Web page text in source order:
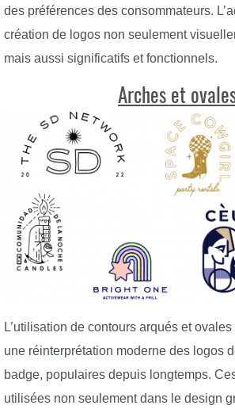
des préférences des consommateurs.
création de logos non seulement
mais aussi significatifs et fonctionnels.
Arches et
L’utilisation de contours arqués et
une réinterprétation moderne des logos
badge, populaires depuis longtemps.
utilisées non seulement dans le design